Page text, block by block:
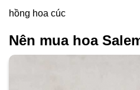
hồng hoa cúc
Nên mua hoa